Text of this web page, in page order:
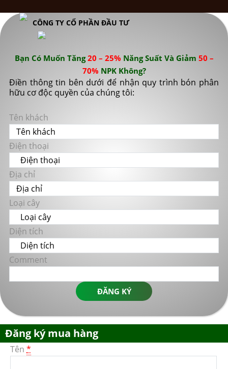
CÔNG TY CỔ PHẦN ĐẦU TƯ
Bạn Có Muốn Tăng20 – 25% Năng Suất Và Giảm 50 –
70% NPK Không?
Điền thông tin bên dưới để nhận quy trình bón phân
hữu cơ độc quyền của chúng tôi:
Tên khách
Điện thoại
Địa chỉ
Loại cây
Diện tích
Comment
ĐĂNG KÝ
Đăng ký mua hàng
Tên *